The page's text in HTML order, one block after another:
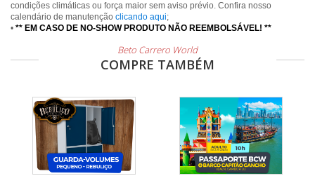
condições climáticas ou força maior sem aviso prévio. Confira nosso
calendário de manutenção clicando aqui;
• ** EM CASO DE NO-SHOW PRODUTO NÃO REEMBOLSÁVEL! **
Beto Carrero World
COMPRE TAMBÉM